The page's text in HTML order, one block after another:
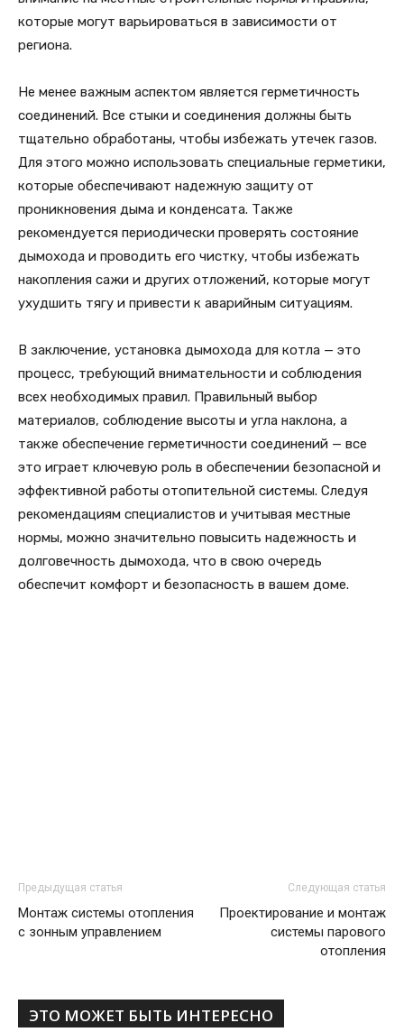
которые могут варьироваться в зависимости от
региона.
Не менее важным аспектом является герметичность
соединений. Все стыки и соединения должны быть
тщательно обработаны, чтобы избежать утечек газов.
Для этого можно использовать специальные герметики,
которые обеспечивают надежную защиту от
проникновения дыма и конденсата. Также
рекомендуется периодически проверять состояние
дымохода и проводить его чистку, чтобы избежать
накопления сажи и других отложений, которые могут
ухудшить тягу и привести к аварийным ситуациям.
В заключение, установка дымохода для котла — это
процесс, требующий внимательности и соблюдения
всех необходимых правил. Правильный выбор
материалов, соблюдение высоты и угла наклона, а
также обеспечение герметичности соединений — все
это играет ключевую роль в обеспечении безопасной и
эффективной работы отопительной системы. Следуя
рекомендациям специалистов и учитывая местные
нормы, можно значительно повысить надежность и
долговечность дымохода, что в свою очередь
обеспечит комфорт и безопасность в вашем доме.
Предыдущая статья
Монтаж системы отопления
с зонным управлением
Следующая статья
Проектирование и монтаж
системы парового
отопления
ЭТО МОЖЕТ БЫТЬ ИНТЕРЕСНО